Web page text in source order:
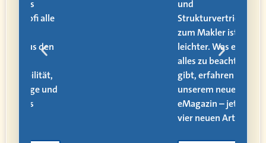
Strukturvertriebler
zum Makler ist kein
leichter. Was es dafür
alles zu beachten
gibt, erfahren Sie in
unserem neuen
eMagazin – jetzt mit
vier neuen Artikeln!